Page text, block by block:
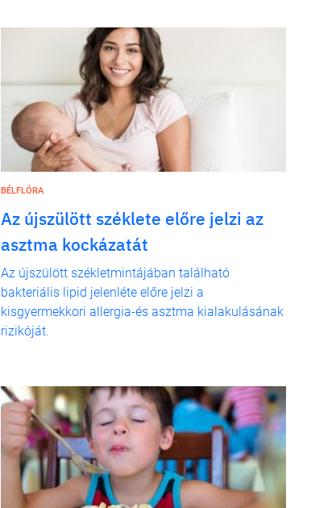
BÉLFLÓRA
Az újszülött széklete előre jelzi az
asztma kockázatát
Az újszülött székletmintájában található
bakteriális lipid jelenléte előre jelzi a
kisgyermekkori allergia-és asztma kialakulásának
rizikóját.